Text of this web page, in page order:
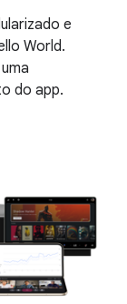
e
World.
do app.